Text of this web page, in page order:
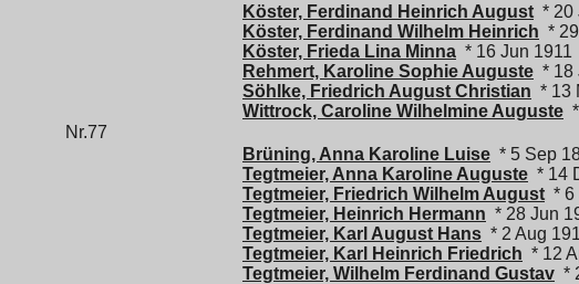
Köster, Ferdinand Heinrich August * 20
Köster, Ferdinand Wilhelm Heinrich *
Köster, Frieda Lina Minna * 16 Jun 1911
Rehmert, Karoline Sophie Auguste * 18
Söhlke, Friedrich August Christian * 13
Wittrock, Caroline Wilhelmine Auguste
Nr.77
Brüning, Anna Karoline Luise * 5 Sep
Tegtmeier, Anna Karoline Auguste * 14
Tegtmeier, Friedrich Wilhelm August * 6
Tegtmeier, Heinrich Hermann * 28 Jun
Tegtmeier, Karl August Hans * 2 Aug
Tegtmeier, Karl Heinrich Friedrich * 12
Tegtmeier, Wilhelm Ferdinand Gustav *